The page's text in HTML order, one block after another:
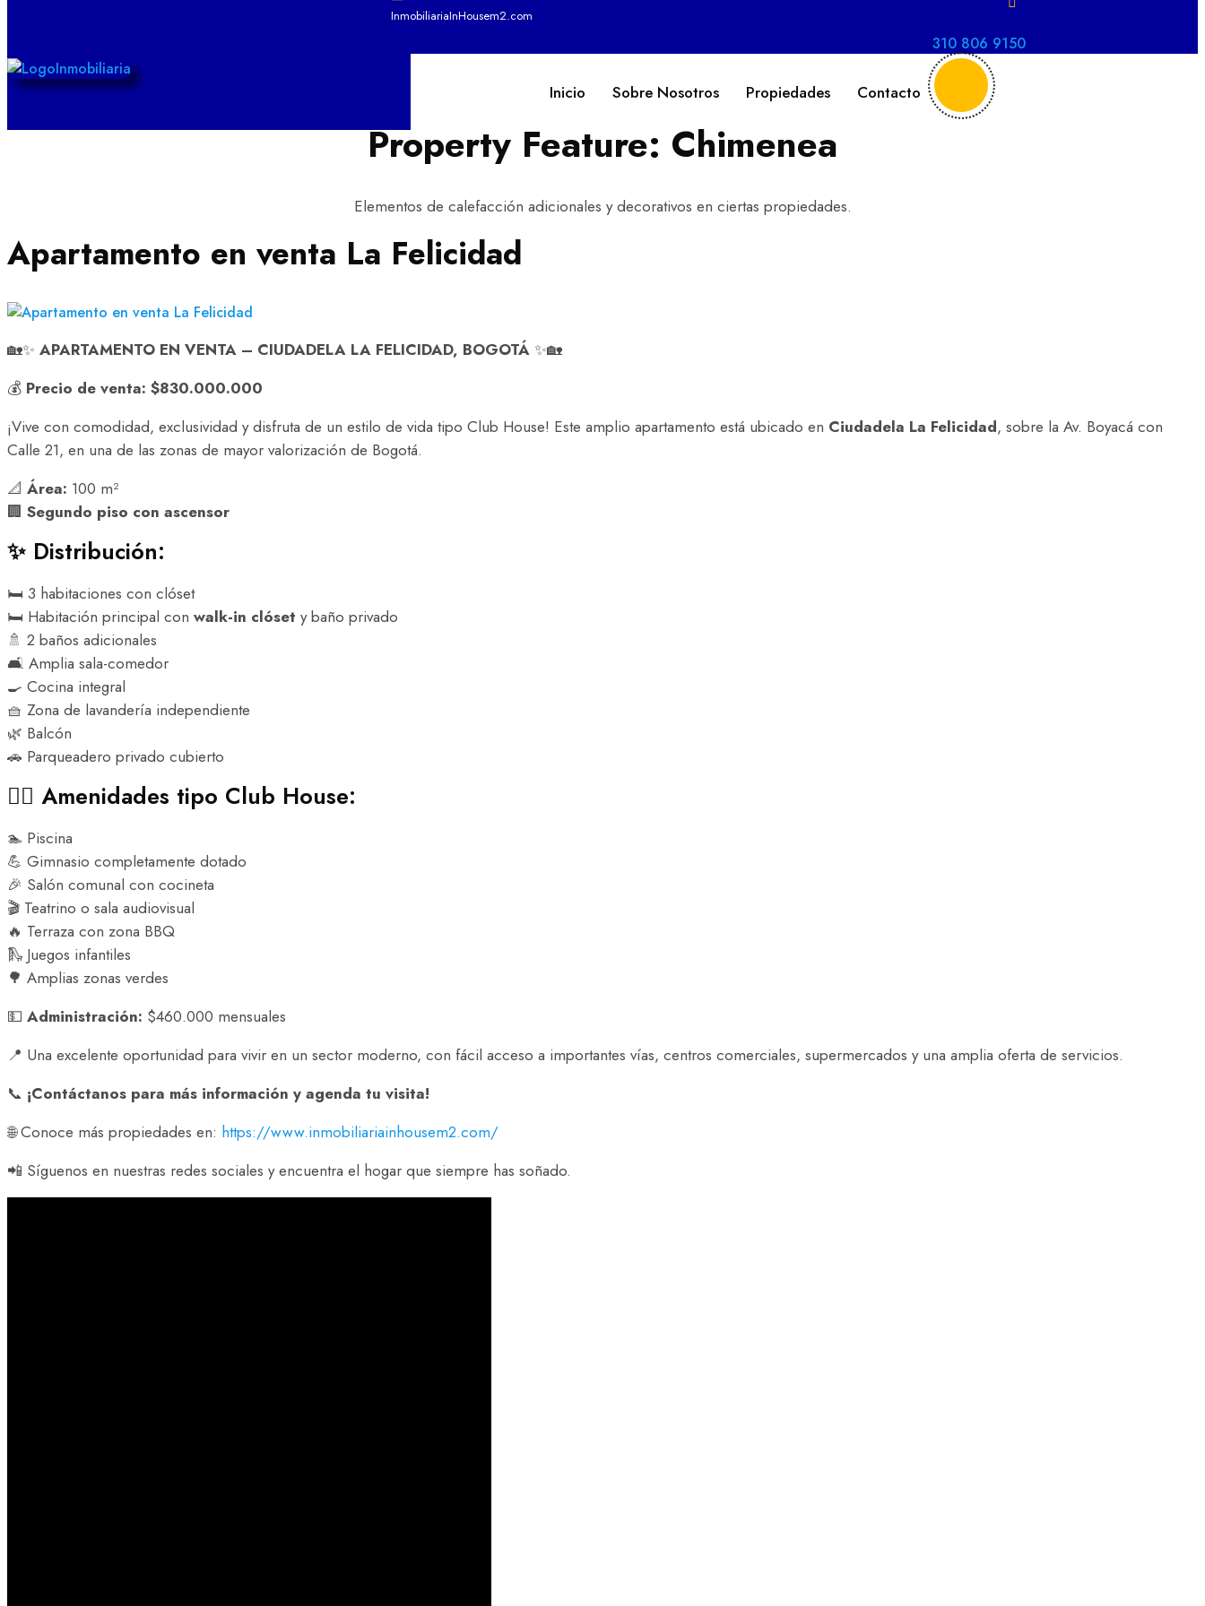
InmobiliariaInHousem2.com
310 806 9150
Inicio Sobre Nosotros Propiedades Contacto
Property Feature: Chimenea
Elementos de calefacción adicionales y decorativos en ciertas propiedades.
Apartamento en venta La Felicidad
🏡✨ APARTAMENTO EN VENTA – CIUDADELA LA FELICIDAD, BOGOTÁ ✨🏡
💰 Precio de venta: $830.000.000
¡Vive con comodidad, exclusividad y disfruta de un estilo de vida tipo Club House! Este amplio apartamento está ubicado en Ciudadela La Felicidad, sobre la Av. Boyacá con
Calle 21, en una de las zonas de mayor valorización de Bogotá.
📐 Área: 100 m²
🏢 Segundo piso con ascensor
✨ Distribución:
🛏️ 3 habitaciones con clóset
🛏️ Habitación principal con walk-in clóset y baño privado
🚿 2 baños adicionales
🛋️ Amplia sala-comedor
🍳 Cocina integral
🧺 Zona de lavandería independiente
🌿 Balcón
🚗 Parqueadero privado cubierto
🏊‍♂️ Amenidades tipo Club House:
🏊 Piscina
💪 Gimnasio completamente dotado
🎉 Salón comunal con cocineta
🎬 Teatrino o sala audiovisual
🔥 Terraza con zona BBQ
🛝 Juegos infantiles
🌳 Amplias zonas verdes
💵 Administración: $460.000 mensuales
📍 Una excelente oportunidad para vivir en un sector moderno, con fácil acceso a importantes vías, centros comerciales, supermercados y una amplia oferta de servicios.
📞 ¡Contáctanos para más información y agenda tu visita!
🌐 Conoce más propiedades en: https://www.inmobiliariainhousem2.com/
📲 Síguenos en nuestras redes sociales y encuentra el hogar que siempre has soñado.